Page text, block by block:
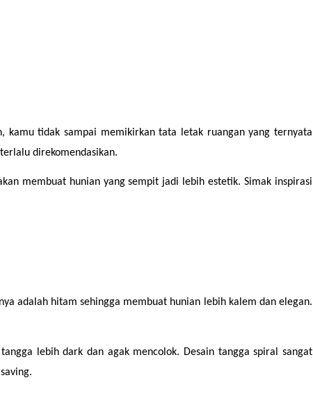
kamu tidak sampai memikirkan tata letak ruangan yang ternyata
direkomendasikan.
membuat hunian yang sempit jadi lebih estetik. Simak inspirasi
adalah hitam sehingga membuat hunian lebih kalem dan elegan.
lebih dark dan agak mencolok. Desain tangga spiral sangat